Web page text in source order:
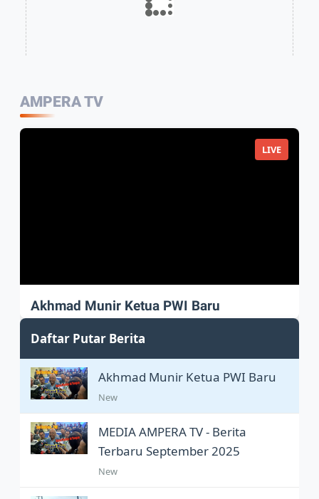
AMPERA TV
LIVE
Akhmad Munir Ketua PWI Baru
Akhmad Munir sah Pimpin PWI Pusat
Daftar Putar Berita
Akhmad Munir Ketua PWI Baru
New
MEDIA AMPERA TV - Berita
Terbaru September 2025
New